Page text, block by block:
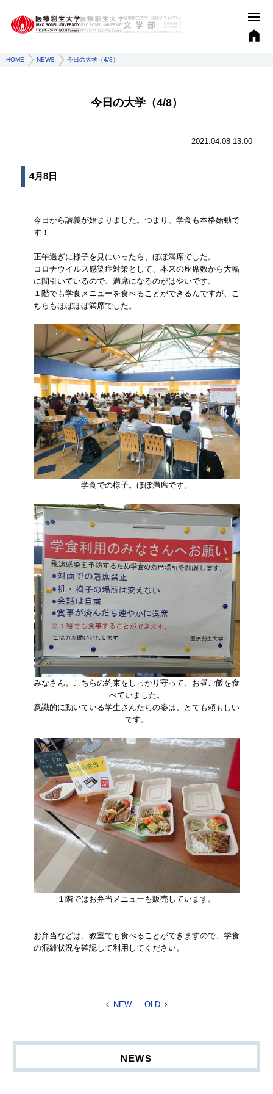
HOME NEWS 今日の大学（4/8）
今日の大学（4/8）
2021.04.08 13:00
4月8日
今日から講義が始まりました。つまり、学食も本格始動で
す！
正午過ぎに様子を見にいったら、ほぼ満席でした。
コロナウイルス感染症対策として、本来の座席数から大幅
に間引いているので、満席になるのがはやいです。
１階でも学食メニューを食べることができるんですが、こ
ちらもほぼほぼ満席でした。
学食での様子。ほぼ満席です。​
みなさん。こちらの約束をしっかり守って、お昼ご飯を食
べていました。
意識的に動いている学生さんたちの姿は、とても頼もしい
です。
１階ではお弁当メニューも販売しています。
お弁当などは、教室でも食べることができますので、学食
の混雑状況を確認して利用してください。
NEW OLD
NEWS